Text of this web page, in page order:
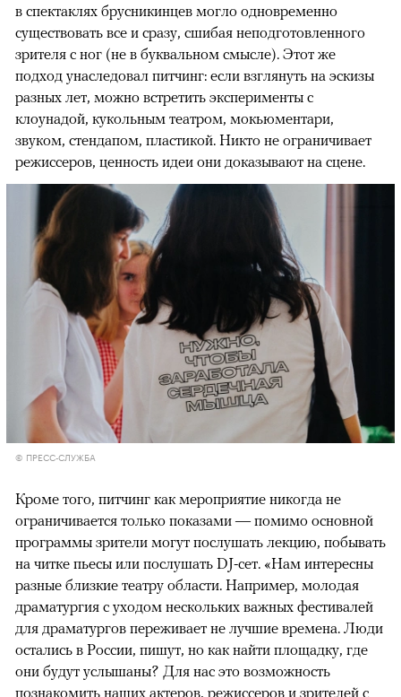
в спектаклях брусникинцев могло одновременно
существовать все и сразу, сшибая неподготовленного
зрителя с ног (не в буквальном смысле). Этот же
подход унаследовал питчинг: если взглянуть на эскизы
разных лет, можно встретить эксперименты с
клоунадой, кукольным театром, мокьюментари,
звуком, стендапом, пластикой. Никто не ограничивает
режиссеров, ценность идеи они доказывают на сцене.
© ПРЕСС-СЛУЖБА
Кроме того, питчинг как мероприятие никогда не
ограничивается только показами — помимо основной
программы зрители могут послушать лекцию, побывать
на читке пьесы или послушать DJ-сет. «Нам интересны
разные близкие театру области. Например, молодая
драматургия с уходом нескольких важных фестивалей
для драматургов переживает не лучшие времена. Люди
остались в России, пишут, но как найти площадку, где
они будут услышаны? Для нас это возможность
познакомить наших актеров, режиссеров и зрителей с